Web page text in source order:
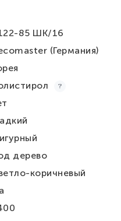
85 ШК/16
(Германия)
дерево
коричневый